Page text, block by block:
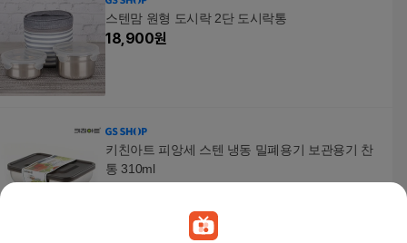
스텐맘 원형 도시락 2단 도시락통
18,900원
키친아트 피앙세 스텐 냉동 밀폐용기 보관용기 찬
통 310ml